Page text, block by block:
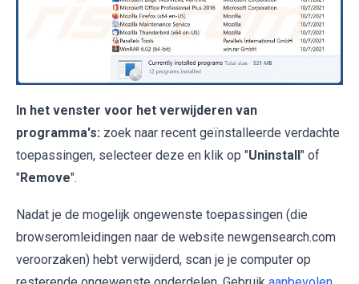
In het venster voor het verwijderen van
programma's: zoek naar recent geïnstalleerde verdachte
toepassingen, selecteer deze en klik op "Uninstall" of
"Remove".
Nadat je de mogelijk ongewenste toepassingen (die
browseromleidingen naar de website newgensearch.com
veroorzaken) hebt verwijderd, scan je je computer op